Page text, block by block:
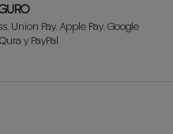
Union Pay, Apple Pay, Google
y PayPal